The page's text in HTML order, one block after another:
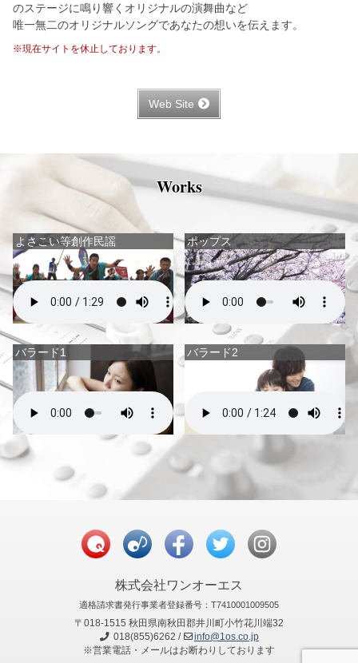
のステージに鳴り響くオリジナルの演舞曲など
唯一無二のオリジナルソングであなたの想いを伝えます。
※現在サイトを休止しております。
Web Site
Works
よさこい等創作民謡 ポップス
バラード1 バラード2
株式会社ワンオーエス
適格請求書発行事業者登録番号：T7410001009505
〒018-1515 秋田県南秋田郡井川町小竹花川端32
018(855)6262 /
info@1os.co.jp
※営業電話・メールはお断わりしております